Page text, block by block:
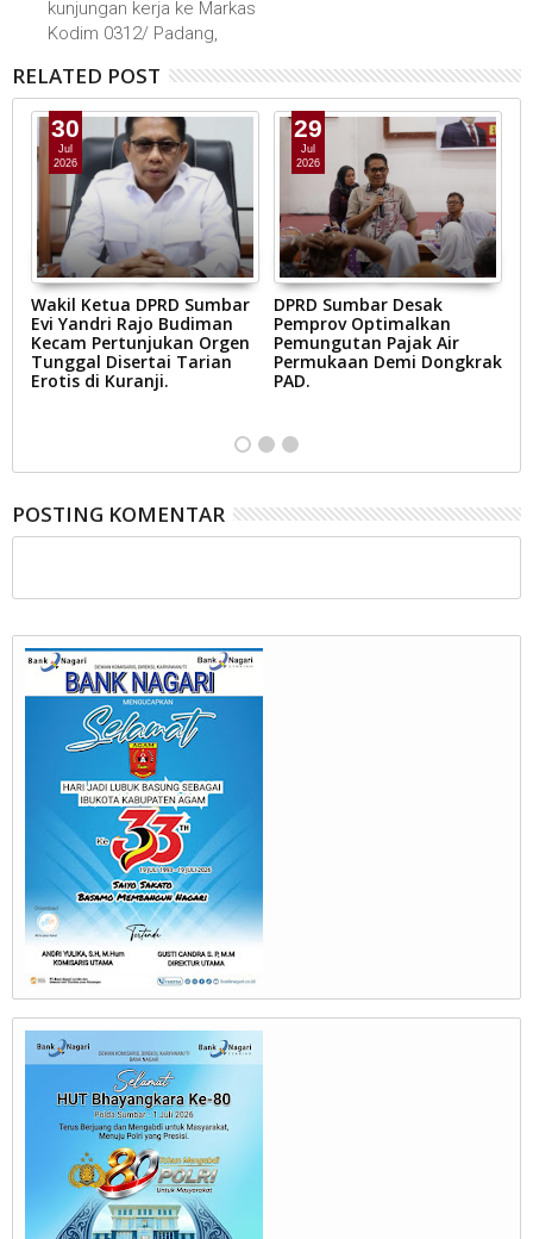
kunjungan kerja ke Markas
Kodim 0312/ Padang,
RELATED POST
30
Jul
2026
Wakil Ketua DPRD Sumbar
Evi Yandri Rajo Budiman
Kecam Pertunjukan Orgen
Tunggal Disertai Tarian
Erotis di Kuranji.
29
Jul
2026
DPRD Sumbar Desak
Pemprov Optimalkan
Pemungutan Pajak Air
Permukaan Demi Dongkrak
PAD.
POSTING KOMENTAR